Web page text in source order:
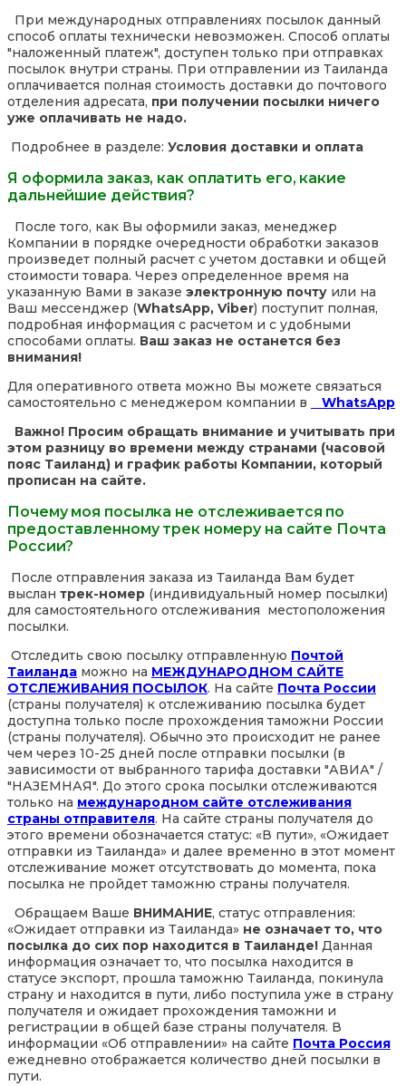
При международных отправлениях посылок данный
способ оплаты технически невозможен. Способ оплаты
"наложенный платеж", доступен только при отправках
посылок внутри страны. При отправлении из Таиланда
оплачивается полная стоимость доставки до почтового
отделения адресата, при получении посылки ничего
уже оплачивать не надо.
Подробнее в разделе: Условия доставки и оплата
Я оформила заказ, как оплатить его, какие
дальнейшие действия?
После того, как Вы оформили заказ, менеджер
Компании в порядке очередности обработки заказов
произведет полный расчет с учетом доставки и общей
стоимости товара. Через определенное время на
указанную Вами в заказе электронную почту или на
Ваш мессенджер (WhatsApp, Viber) поступит полная,
подробная информация с расчетом и с удобными
способами оплаты. Ваш заказ не останется без
внимания!
Для оперативного ответа можно Вы можете связаться
самостоятельно с менеджером компании в
WhatsApp
Важно! Просим обращать внимание и учитывать при
этом разницу во времени между странами (часовой
пояс Таиланд) и график работы Компании, который
прописан на сайте.
Почему моя посылка не отслеживается по
предоставленному трек номеру на сайте Почта
России?
После отправления заказа из Таиланда Вам будет
выслан трек-номер (индивидуальный номер посылки)
для самостоятельного отслеживания местоположения
посылки.
Отследить свою посылку отправленную Почтой
Таиланда можно на МЕЖДУНАРОДНОМ САЙТЕ
ОТСЛЕЖИВАНИЯ ПОСЫЛОК. На сайте Почта России
(страны получателя) к отслеживанию посылка будет
доступна только после прохождения таможни России
(страны получателя). Обычно это происходит не ранее
чем через 10-25 дней после отправки посылки (в
зависимости от выбранного тарифа доставки "АВИА" /
"НАЗЕМНАЯ". До этого срока посылки отслеживаются
только на международном сайте отслеживания
страны отправителя. На сайте страны получателя до
этого времени обозначается статус: «В пути», «Ожидает
отправки из Таиланда» и далее временно в этот момент
отслеживание может отсутствовать до момента, пока
посылка не пройдет таможню страны получателя.
Обращаем Ваше ВНИМАНИЕ, статус отправления:
«Ожидает отправки из Таиланда» не означает то, что
посылка до сих пор находится в Таиланде! Данная
информация означает то, что посылка находится в
статусе экспорт, прошла таможню Таиланда, покинула
страну и находится в пути, либо поступила уже в страну
получателя и ожидает прохождения таможни и
регистрации в общей базе страны получателя. В
информации «Об отправлении» на сайте Почта Россия
ежедневно отображается количество дней посылки в
пути.